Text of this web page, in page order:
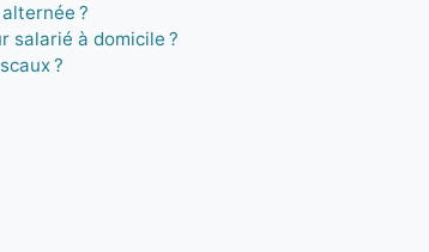
?
salarié à domicile ?
?